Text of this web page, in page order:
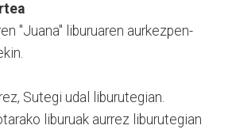
"Juana" liburuaren aurkezpen-
Sutegi udal liburutegian.
liburuak aurrez liburutegian